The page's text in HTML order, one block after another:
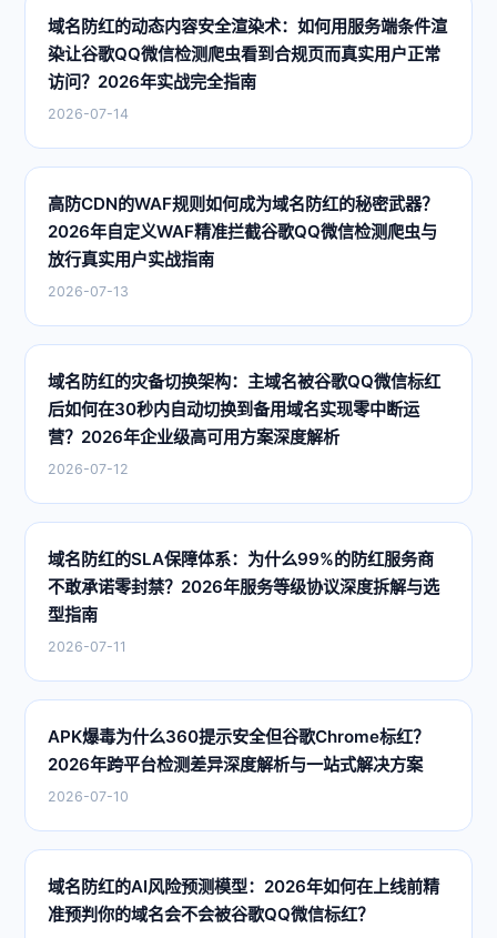
域名防红的动态内容安全渲染术：如何用服务端条件渲
染让谷歌QQ微信检测爬虫看到合规页而真实用户正常
访问？2026年实战完全指南
2026-07-14
高防CDN的WAF规则如何成为域名防红的秘密武器？
2026年自定义WAF精准拦截谷歌QQ微信检测爬虫与
放行真实用户实战指南
2026-07-13
域名防红的灾备切换架构：主域名被谷歌QQ微信标红
后如何在30秒内自动切换到备用域名实现零中断运
营？2026年企业级高可用方案深度解析
2026-07-12
域名防红的SLA保障体系：为什么99%的防红服务商
不敢承诺零封禁？2026年服务等级协议深度拆解与选
型指南
2026-07-11
APK爆毒为什么360提示安全但谷歌Chrome标红？
2026年跨平台检测差异深度解析与一站式解决方案
2026-07-10
域名防红的AI风险预测模型：2026年如何在上线前精
准预判你的域名会不会被谷歌QQ微信标红？